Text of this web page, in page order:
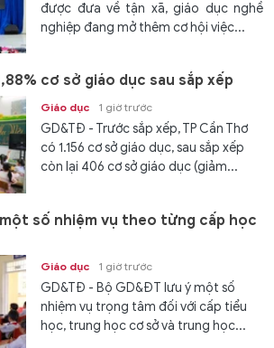
được đưa về tận xã, giáo dục nghề
nghiệp đang mở thêm cơ hội việc...
cơ sở giáo dục sau sắp xếp
Giáo dục 1 giờ trước
GD&TĐ - Trước sắp xếp, TP Cần Thơ
có 1.156 cơ sở giáo dục, sau sắp xếp
còn lại 406 cơ sở giáo dục (giảm...
số nhiệm vụ theo từng cấp học
Giáo dục 1 giờ trước
GD&TĐ - Bộ GD&ĐT lưu ý một số
nhiệm vụ trọng tâm đối với cấp tiểu
học, trung học cơ sở và trung học...